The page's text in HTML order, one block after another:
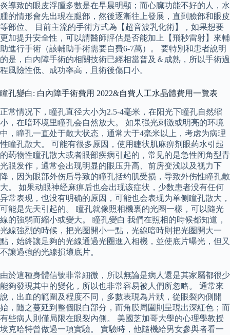
炎導致的眼皮浮腫多數是在早晨明顯；而心臟功能不好的人，水
腫的情形會先出現在腿部，然後逐漸往上發展，直到臉部和眼皮
等部位。 目前主流的手術方式為【超音波乳化術】，如果想要
更加提升安全性，可以請醫師評估是否能加上【飛秒雷射】來輔
助進行手術（該輔助手術需要自費6-7萬）。 要特別和患者說明
的是，白內障手術的相關技術已經相當普及＆成熟，所以手術過
程風險性低、成功率高，且術後傷口小。
瞳孔變白: 白內障手術費用 2022&自費人工水晶體費用一覽表
正常情况下，瞳孔直径大小为2.5-4毫米，在阳光下瞳孔自然缩
小，在暗环境里瞳孔会自然放大。 如果强光刺激或明亮的环境
中，瞳孔一直处于散大状态，通常大于4毫米以上，考虑为病理
性瞳孔散大。 可能有很多原因，使用睫状肌麻痹剂眼药水引起
的药物性瞳孔散大或者眼部疾病引起的，常见的是急性闭角型青
光眼发作，通常会出现明显的眼压升高、前房变浅以及视力下
降，因为眼部外伤后导致的瞳孔括约肌受损，导致外伤性瞳孔散
大。 如果动眼神经麻痹后也会出现该症状，少数患者没有任何
异常表现，也没有明确的原因，可能也会表现为单侧瞳孔散大，
可能是先天引起的。 瞳孔就像照相機裏的光圈一樣，可以隨光
線的強弱而縮小或變大。 瞳孔變白 我們在照相的時候都知道，
光線強烈的時候，把光圈開小一點，光線暗時則把光圈開大一
點，始終讓足夠的光線通過光圈進入相機，並使底片曝光，但又
不讓過強的光線損壞底片。
由於這種身體信號非常細微，所以無論是病人還是其家屬都很少
能夠發現其中的變化，所以也非常容易被人們所忽略。 通常來
說，出血的範圍及程度不同，多數表現為片狀，從眼裂內側開
始，隨之蔓延到整個眼白部分，而角膜周圍則呈現出深紅色；而
有些病人則僅局限在眼裂內側。 美國芝加哥大學的心理學教授
埃克哈特曾做過一項實驗。 實驗時，他隨機給男女參與者看一